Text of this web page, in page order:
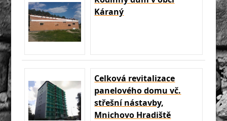
Káraný
Celková revitalizace
panelového domu vč.
střešní nástavby,
Mnichovo Hradiště